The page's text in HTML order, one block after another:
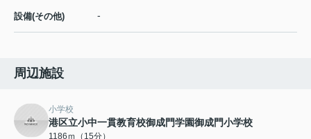
設備(その他) -
周辺施設
小学校
港区立小中一貫教育校御成門学園御成門小学校
1186ｍ（15分）